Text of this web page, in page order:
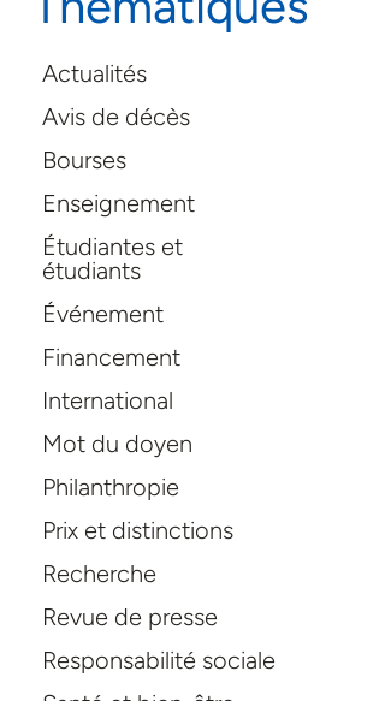
Actualités
Avis de décès
Bourses
Enseignement
Étudiantes et
étudiants
Événement
Financement
International
Mot du doyen
Philanthropie
Prix et distinctions
Recherche
Revue de presse
Responsabilité sociale